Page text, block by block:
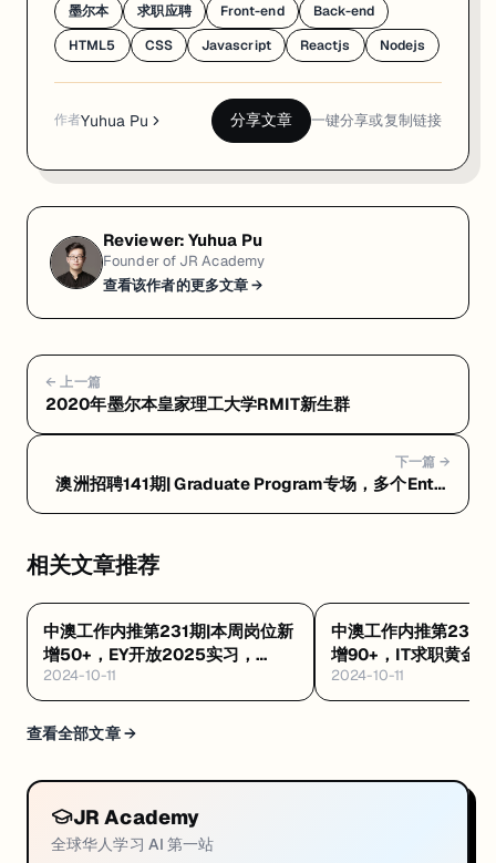
墨尔本 求职应聘 Front-end
Back-end
HTML5
CSS Javascript Reactjs Nodejs
作者Yuhua Pu 分享文章 一键分享或复制链接
Reviewer: Yuhua Pu
Founder of JR Academy
查看该作者的更多文章 →
← 上一篇
2020年墨尔本皇家理工大学RMIT新生群
下一篇 →
澳洲招聘141期| Graduate Program专场，多个Entry
相关文章推荐
中澳工作内推第231期|本周岗位新
增50+，EY开放2025实习，
CommonwealthBank等公司继
续新增岗位机会
2024-10-11
中澳工作内推第230
增90+，IT求职黄金
Atlassian、Canva等
聘机会一览
2024-10-11
查看全部文章 →
JR Academy
全球华人学习 AI 第一站